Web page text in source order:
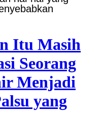
Itu Masih
Seorang
Menjadi
yang